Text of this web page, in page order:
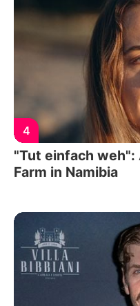
4
"Tut einfach
Farm in Namibia